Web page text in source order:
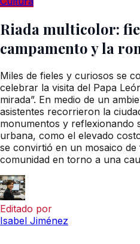
Riada multicolor:
campamento y la
Miles de fieles y curiosos se
celebrar la visita del Papa
mirada”. En medio de un
asistentes recorrieron la
monumentos y reflexionando
urbana, como el elevado
se convirtió en un mosaico
comunidad en torno a una
Editado por
Isabel Jiménez